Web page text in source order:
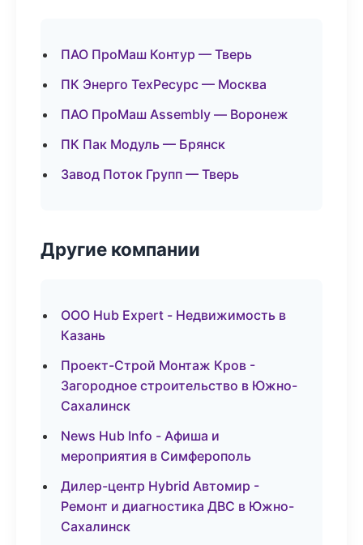
ПАО ПроМаш Контур — Тверь
ПК Энерго ТехРесурс — Москва
ПАО ПроМаш Assembly — Воронеж
ПК Пак Модуль — Брянск
Завод Поток Групп — Тверь
Другие компании
ООО Hub Expert - Недвижимость в
Казань
Проект-Строй Монтаж Кров -
Загородное строительство в Южно-
Сахалинск
News Hub Info - Афиша и
мероприятия в Симферополь
Дилер-центр Hybrid Автомир -
Ремонт и диагностика ДВС в Южно-
Сахалинск